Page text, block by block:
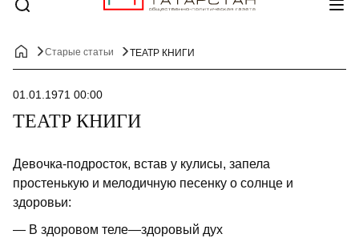
Старые статьи ТЕАТР КНИГИ
01.01.1971 00:00
ТЕАТР КНИГИ
Девочка-подросток, встав у кулисы, запела
простенькую и мелодичную песенку о солнце и
здоровьи:
— В здоровом теле—здоровый дух